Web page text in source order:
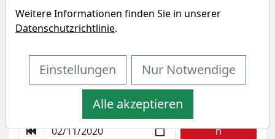
Markets SRI PAB UCITS ETF - USD
(Acc) Sparplan-Simulator
Startkapital monatlicher Sparbetrag
Startdatum wählen
Aktualisiere
n
Weitere Informationen finden Sie in unserer
Datenschutzrichtlinie.
Einstellungen Nur Notwendige
Alle akzeptieren